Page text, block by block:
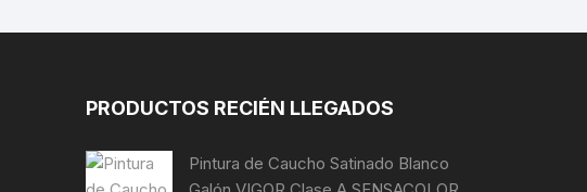
PRODUCTOS RECIÉN LLEGADOS
Pintura de Caucho Satinado Blanco